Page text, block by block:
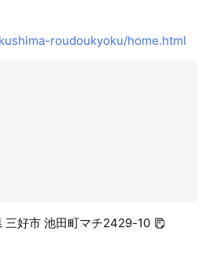
roudoukyoku/home.html
好市 池田町マチ2429-10